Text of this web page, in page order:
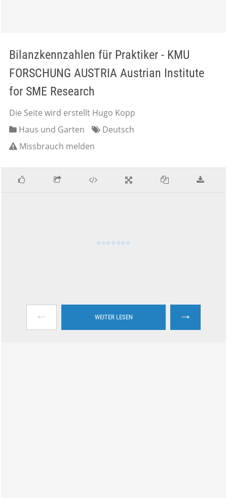
Bilanzkennzahlen für Praktiker - KMU
FORSCHUNG AUSTRIA Austrian Institute
for SME Research
Die Seite wird erstellt Hugo Kopp
Haus und Garten
Deutsch
Missbrauch melden
← WEITER LESEN →